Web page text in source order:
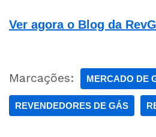
Ver agora o Blog da
Marcações: MERCADO DE
REVENDEDORES DE GÁS